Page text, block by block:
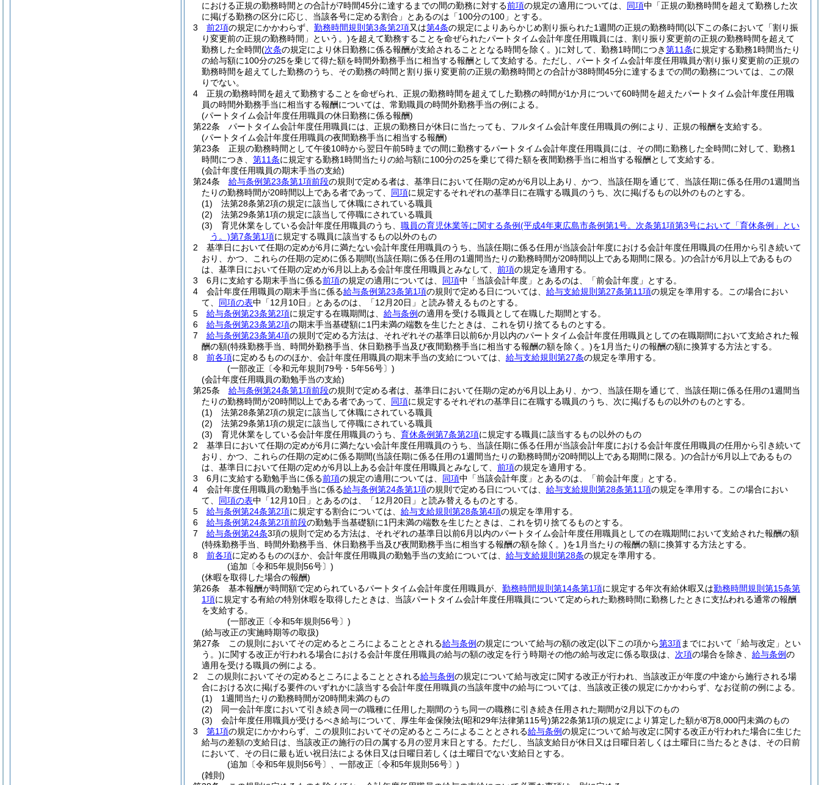
における正規の勤務時間との合計が7時間45分に達するまでの間の勤務に対する前項の規定の適用については、 同項中「正規の勤務時間を超えて勤務した次
に掲げる勤務の区分に応じ、当該各号に定める割合」とあるのは「100分の100」とする。
3
前2項の規定にかかわらず、 勤務時間規則第3条第2項又は第4条の規定によりあらかじめ割り振られた1週間の正規の勤務時間(以下この条において「割り振
り変更前の正規の勤務時間」という。)を超えて勤務することを命ぜられたパートタイム会計年度任用職員には、割り振り変更前の正規の勤務時間を超えて
勤務した全時間(次条の規定により休日勤務に係る報酬が支給されることとなる時間を除く。)に対して、勤務1時間につき第11条に規定する勤務1時間当たり
の給与額に100分の25を乗じて得た額を時間外勤務手当に相当する報酬として支給する。 ただし、パートタイム会計年度任用職員が割り振り変更前の正規の
勤務時間を超えてした勤務のうち、その勤務の時間と割り振り変更前の正規の勤務時間との合計が38時間45分に達するまでの間の勤務については、この限
りでない。
4
正規の勤務時間を超えて勤務することを命ぜられ、正規の勤務時間を超えてした勤務の時間が1か月について60時間を超えたパートタイム会計年度任用職
員の時間外勤務手当に相当する報酬については、常勤職員の時間外勤務手当の例による。
(パートタイム会計年度任用職員の休日勤務に係る報酬)
第22条
パートタイム会計年度任用職員には、正規の勤務日が休日に当たっても、フルタイム会計年度任用職員の例により、正規の報酬を支給する。
(パートタイム会計年度任用職員の夜間勤務手当に相当する報酬)
第23条
正規の勤務時間として午後10時から翌日午前5時までの間に勤務するパートタイム会計年度任用職員には、その間に勤務した全時間に対して、勤務1
時間につき、 第11条に規定する勤務1時間当たりの給与額に100分の25を乗じて得た額を夜間勤務手当に相当する報酬として支給する。
(会計年度任用職員の期末手当の支給)
第24条
給与条例第23条第1項前段の規則で定める者は、基準日において任期の定めが6月以上あり、かつ、当該任期を通じて、当該任期に係る任用の1週間当
たりの勤務時間が20時間以上である者であって、 同項に規定するそれぞれの基準日に在職する職員のうち、次に掲げるもの以外のものとする。
(1)
法第28条第2項の規定に該当して休職にされている職員
(2)
法第29条第1項の規定に該当して停職にされている職員
(3)
育児休業をしている会計年度任用職員のうち、 職員の育児休業等に関する条例(平成4年東広島市条例第1号。次条第1項第3号において「育休条例」とい
う。)第7条第1項に規定する職員に該当するもの以外のもの
2
基準日において任期の定めが6月に満たない会計年度任用職員のうち、当該任期に係る任用が当該会計年度における会計年度任用職員の任用から引き続いて
おり、かつ、これらの任期の定めに係る期間(当該任期に係る任用の1週間当たりの勤務時間が20時間以上である期間に限る。)の合計が6月以上であるもの
は、基準日において任期の定めが6月以上ある会計年度任用職員とみなして、 前項の規定を適用する。
3
6月に支給する期末手当に係る前項の規定の適用については、 同項中「当該会計年度」とあるのは、「前会計年度」とする。
4
会計年度任用職員の期末手当に係る給与条例第23条第1項の規則で定める日については、 給与支給規則第27条第11項の規定を準用する。
この場合におい
て、 同項の表中「12月10日」とあるのは、「12月20日」と読み替えるものとする。
5
給与条例第23条第2項に規定する在職期間は、 給与条例の適用を受ける職員として在職した期間とする。
6
給与条例第23条第2項の期末手当基礎額に1円未満の端数を生じたときは、これを切り捨てるものとする。
7
給与条例第23条第4項の規則で定める方法は、それぞれその基準日以前6か月以内のパートタイム会計年度任用職員としての在職期間において支給された報
酬の額(特殊勤務手当、時間外勤務手当、休日勤務手当及び夜間勤務手当に相当する報酬の額を除く。)を1月当たりの報酬の額に換算する方法とする。
8
前各項に定めるもののほか、会計年度任用職員の期末手当の支給については、 給与支給規則第27条の規定を準用する。
(一部改正〔令和元年規則79号・5年56号〕)
(会計年度任用職員の勤勉手当の支給)
第25条
給与条例第24条第1項前段の規則で定める者は、基準日において任期の定めが6月以上あり、かつ、当該任期を通じて、当該任期に係る任用の1週間当
たりの勤務時間が20時間以上である者であって、 同項に規定するそれぞれの基準日に在職する職員のうち、次に掲げるもの以外のものとする。
(1)
法第28条第2項の規定に該当して休職にされている職員
(2)
法第29条第1項の規定に該当して停職にされている職員
(3)
育児休業をしている会計年度任用職員のうち、 育休条例第7条第2項に規定する職員に該当するもの以外のもの
2
基準日において任期の定めが6月に満たない会計年度任用職員のうち、当該任期に係る任用が当該会計年度における会計年度任用職員の任用から引き続いて
おり、かつ、これらの任期の定めに係る期間(当該任期に係る任用の1週間当たりの勤務時間が20時間以上である期間に限る。)の合計が6月以上であるもの
は、基準日において任期の定めが6月以上ある会計年度任用職員とみなして、 前項の規定を適用する。
3
6月に支給する勤勉手当に係る前項の規定の適用については、 同項中「当該会計年度」とあるのは、「前会計年度」とする。
4
会計年度任用職員の勤勉手当に係る給与条例第24条第1項の規則で定める日については、 給与支給規則第28条第11項の規定を準用する。
この場合におい
て、 同項の表中「12月10日」とあるのは、「12月20日」と読み替えるものとする。
5
給与条例第24条第2項に規定する割合については、 給与支給規則第28条第4項の規定を準用する。
6
給与条例第24条第2項前段の勤勉手当基礎額に1円未満の端数を生じたときは、これを切り捨てるものとする。
7
給与条例第24条3項の規則で定める方法は、それぞれの基準日以前6月以内のパートタイム会計年度任用職員としての在職期間において支給された報酬の額
(特殊勤務手当、時間外勤務手当、休日勤務手当及び夜間勤務手当に相当する報酬の額を除く。)を1月当たりの報酬の額に換算する方法とする。
8
前各項に定めるもののほか、会計年度任用職員の勤勉手当の支給については、 給与支給規則第28条の規定を準用する。
(追加〔令和5年規則56号〕)
(休暇を取得した場合の報酬)
第26条
基本報酬が時間額で定められているパートタイム会計年度任用職員が、 勤務時間規則第14条第1項に規定する年次有給休暇又は勤務時間規則第15条第
1項に規定する有給の特別休暇を取得したときは、当該パートタイム会計年度任用職員について定められた勤務時間に勤務したときに支払われる通常の報酬
を支給する。
(一部改正〔令和5年規則56号〕)
(給与改正の実施時期等の取扱)
第27条
この規則においてその定めるところによることとされる給与条例の規定について給与の額の改定(以下この項から第3項までにおいて「給与改定」とい
う。)に関する改正が行われる場合における会計年度任用職員の給与の額の改定を行う時期その他の給与改定に係る取扱は、 次項の場合を除き、 給与条例の
適用を受ける職員の例による。
2
この規則においてその定めるところによることとされる給与条例の規定について給与改定に関する改正が行われ、当該改正が年度の中途から施行される場
合における次に掲げる要件のいずれかに該当する会計年度任用職員の当該年度中の給与については、当該改正後の規定にかかわらず、なお従前の例による。
(1)
1週間当たりの勤務時間が20時間未満のもの
(2)
同一会計年度において引き続き同一の職種に任用した期間のうち同一の職務に引き続き任用された期間が2月以下のもの
(3)
会計年度任用職員が受けるべき給与について、厚生年金保険法(昭和29年法律第115号)第22条第1項の規定により算定した額が8万8,000円未満のもの
3
第1項の規定にかかわらず、この規則においてその定めるところによることとされる給与条例の規定について給与改定に関する改正が行われた場合に生じた
給与の差額の支給日は、当該改正の施行の日の属する月の翌月末日とする。 ただし、当該支給日が休日又は日曜日若しくは土曜日に当たるときは、その日前
において、その日に最も近い祝日法による休日又は日曜日若しくは土曜日でない支給日とする。
(追加〔令和5年規則56号〕、一部改正〔令和5年規則56号〕)
(雑則)